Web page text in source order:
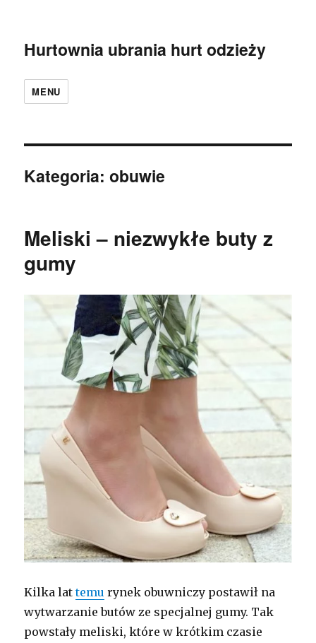
Hurtownia ubrania hurt odzieży
MENU
Kategoria:obuwie
Meliski – niezwykłe buty z
gumy
Kilka lattemu rynek obuwniczy postawił na
wytwarzanie butów ze specjalnej gumy. Tak
powstały meliski, które w krótkim czasie